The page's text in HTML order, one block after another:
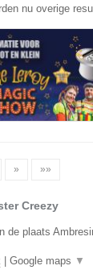
nu overige
» »»
Creezy
de plaats
Google maps ▼